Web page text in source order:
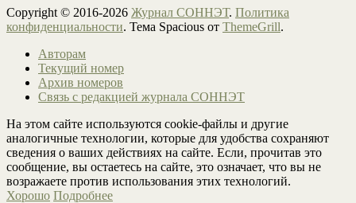
Copyright © 2016-2026 Журнал СОННЭТ. Политика
конфиденциальности. Тема Spacious от ThemeGrill.
Авторам
Текущий номер
Архив номеров
Связь с редакцией журнала СОННЭТ
На этом сайте используются cookie-файлы и другие
аналогичные технологии, которые для удобства сохраняют
сведения о ваших действиях на сайте. Если, прочитав это
сообщение, вы остаетесь на сайте, это означает, что вы не
возражаете против использования этих технологий.
Хорошо Подробнее